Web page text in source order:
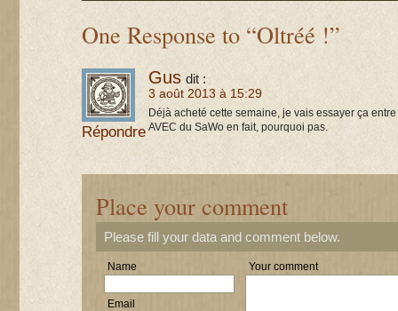
One Response to “Oltréé !”
Gus dit :
3 août 2013 à 15:29
Déjà acheté cette semaine, je vais essayer ça
AVEC du SaWo en fait, pourquoi pas.
Répondre
Place your comment
Please fill your data and comment below.
Name
Email
Your comment